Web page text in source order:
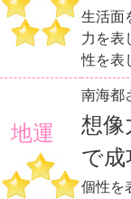
生活面
力を表
性を表
地運
南海都
想像
で成
個性を